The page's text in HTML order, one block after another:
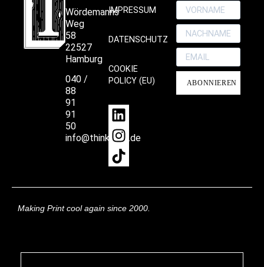
Wördemanns
Weg
58
22527
Hamburg
040 /
88
91
91
50
info@thinkprint.de
IMPRESSUM
DATENSCHUTZ
COOKIE
POLICY (EU)
ABONNIEREN
Making Print cool again since 2000.